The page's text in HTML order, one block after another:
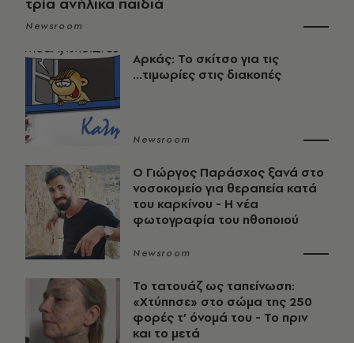
Newsroom
Αρκάς: Το σκίτσο για τις
...τιμωρίες στις διακοπές
Newsroom
O Γιώργος Παράσχος ξανά στο
νοσοκομείο για θεραπεία κατά
του καρκίνου - Η νέα
φωτογραφία του ηθοποιού
Newsroom
Το τατουάζ ως ταπείνωση:
«Χτύπησε» στο σώμα της 250
φορές τ’ όνομά του - Το πριν
και το μετά